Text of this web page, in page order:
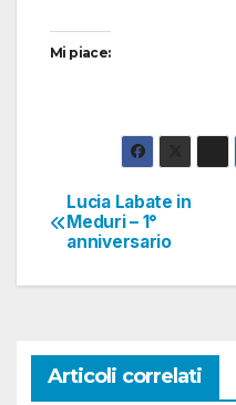
Mi piace:
Navigazione
articoli
Lucia Labate in
Meduri – 1°
anniversario
Articoli correlati